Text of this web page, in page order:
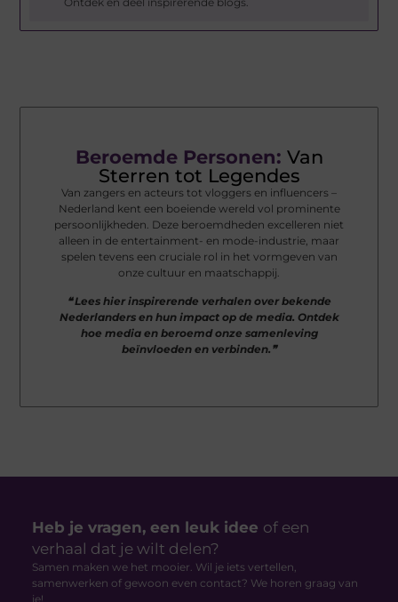
Beroemde Personen: Van
Sterren tot Legendes
Van zangers en acteurs tot vloggers en influencers –
Nederland kent een boeiende wereld vol prominente
persoonlijkheden. Deze beroemdheden excelleren niet
alleen in de entertainment- en mode-industrie, maar
spelen tevens een cruciale rol in het vormgeven van
onze cultuur en maatschappij.
❝ Lees hier inspirerende verhalen over bekende
Nederlanders en hun impact op de media. Ontdek
hoe media en beroemd onze samenleving
beïnvloeden en verbinden.❞
Heb je vragen, een leuk idee of een
verhaal dat je wilt delen?
Samen maken we het mooier. Wil je iets vertellen,
samenwerken of gewoon even contact? We horen graag van
je!